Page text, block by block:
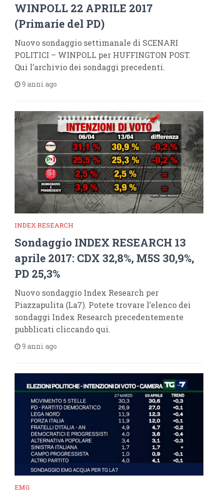
WINPOLL 22 APRILE 2017
(Primarie del PD)
Nuovo sondaggio settimanale di SCENARI
POLITICI – WINPOLL per HUFFINGTON POST.
Qui l’archivio dei sondaggi precedenti.
9 anni ago
INDEX RESEARCH
Sondaggio INDEX RESEARCH 13
aprile 2017: CDX 32,8%, M5S 30,9%,
PD 25,3%
Nuovo sondaggio Index Research per
Piazzapulita (La7). Potete trovare l’elenco dei
sondaggi Index Research precedentemente
pubblicati cliccando qui.
9 anni ago
EMG